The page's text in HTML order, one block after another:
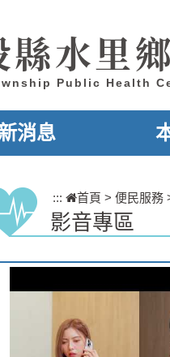
縣水里
Public Health
消息
::: 首頁 > 便民服務
影音專區